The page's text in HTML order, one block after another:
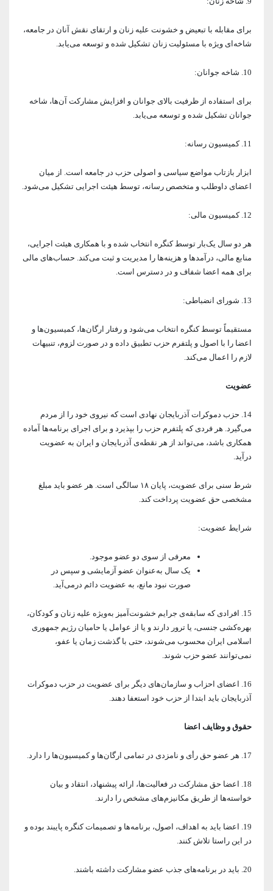
برای مقابله با تبعیض و خشونت علیه زنان و ارتقای نقش آنان در جامعه،
شاخه‌ای ویژه با مسئولیت زنان تشکیل شده و توسعه می‌یابد.
10. شاخه جوانان:
برای استفاده از ظرفیت بالای جوانان و افزایش مشارکت آن‌ها، شاخه
جوانان تشکیل شده و توسعه می‌یابد.
11. کمیسیون رسانه:
ابزار بازتاب مواضع سیاسی و اصولی حزب در جامعه است. از میان
اعضای داوطلب و متخصص رسانه، توسط هیئت اجرایی تشکیل می‌شود.
12. کمیسیون مالی:
هر دو سال یک‌بار توسط کنگره انتخاب شده و با همکاری هیئت اجرایی،
منابع مالی، درآمدها و هزینه‌ها را مدیریت و ثبت می‌کند. حساب‌های مالی
برای همه اعضا شفاف و در دسترس است.
13. شورای انضباطی:
مستقیماً توسط کنگره انتخاب می‌شود و رفتار ارگان‌ها، کمیسیون‌ها و
اعضا را با اصول و پلتفرم حزب تطبیق داده و در صورت لزوم، تنبیهات
لازم را اعمال می‌کند.
عضویت
14. حزب دموکرات آذربایجان نهادی است که نیروی خود را از مردم
می‌گیرد. هر فردی که پلتفرم حزب را بپذیرد و برای اجرای برنامه‌ها آماده
همکاری باشد، می‌تواند از هر نقطه‌ی آذربایجان و ایران به عضویت
درآید.
شرط سنی برای عضویت، پایان ۱۸ سالگی است. هر عضو باید مبلغ
مشخصی حق عضویت پرداخت کند.
شرایط عضویت:
معرفی از سوی دو عضو موجود.
یک سال به‌عنوان عضو آزمایشی و سپس در
صورت نبود مانع، به عضویت دائم درمی‌آید.
15. افرادی که سابقه‌ی جرایم خشونت‌آمیز به‌ویژه علیه زنان و کودکان،
بهره‌کشی جنسی، یا ترور دارند و یا از عوامل یا حامیان رژیم جمهوری
اسلامی ایران محسوب می‌شوند، حتی با گذشت زمان یا عفو،
نمی‌توانند عضو حزب شوند.
16. اعضای احزاب و سازمان‌های دیگر برای عضویت در حزب دموکرات
آذربایجان باید ابتدا از حزب خود استعفا دهند.
حقوق و وظایف اعضا
17. هر عضو حق رأی و نامزدی در تمامی ارگان‌ها و کمیسیون‌ها را دارد.
18. اعضا حق مشارکت در فعالیت‌ها، ارائه پیشنهاد، انتقاد و بیان
خواسته‌ها از طریق مکانیزم‌های مشخص را دارند.
19. اعضا باید به اهداف، اصول، برنامه‌ها و تصمیمات کنگره پایبند بوده و
در این راستا تلاش کنند.
20. باید در برنامه‌های جذب عضو مشارکت داشته باشند.